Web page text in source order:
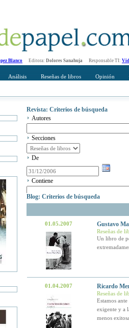
Blanco Editora: Dolores Sanahuja Responsable TI:
Análisis Reseñas de libros Opinión
Revista: Criterios de búsqueda
Autores
Secciones
De
Contiene
Blog: Criterios de búsqueda
01.05.2007 Gustavo
Reseñas de
Un libro de
01.04.2007 Ricardo
Reseñas de
Estamos
exigente y a
menos